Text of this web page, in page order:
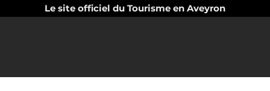
Le site officiel du Tourisme en Aveyron